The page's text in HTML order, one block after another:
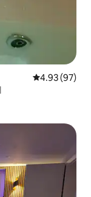
從 97 則評價
4.93 (97)